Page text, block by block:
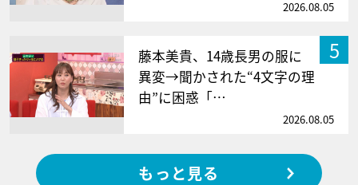
2026.08.05
5
藤本美貴、14歳長男の服に
異変→聞かされた“4文字の理
由”に困惑「…
2026.08.05
もっと見る